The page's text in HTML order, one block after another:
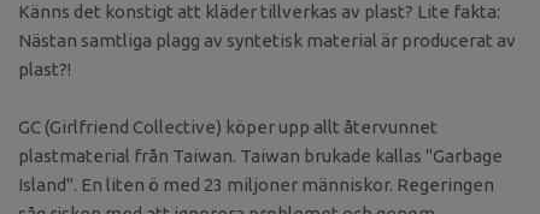
Känns det konstigt att kläder tillverkas av plast? Lite fakta:
Nästan samtliga plagg av syntetisk material är producerat av
plast?!
GC (Girlfriend Collective) köper upp allt återvunnet
plastmaterial från Taiwan. Taiwan brukade kallas "Garbage
Island". En liten ö med 23 miljoner människor. Regeringen